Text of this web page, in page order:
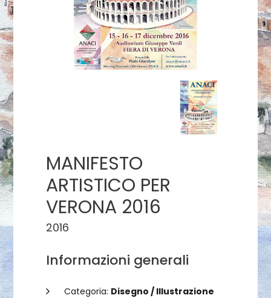
MANIFESTO
ARTISTICO PER
VERONA 2016
2016
Informazioni generali
Categoria: Disegno / Illustrazione